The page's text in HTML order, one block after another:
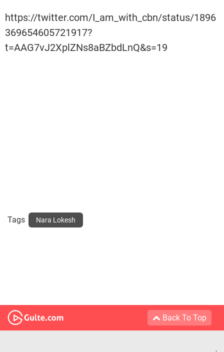
https://twitter.com/I_am_with_cbn/status/1896
369654605721917?
t=AAG7vJ2XplZNs8aBZbdLnQ&s=19
Tags Nara Lokesh
Back To Top